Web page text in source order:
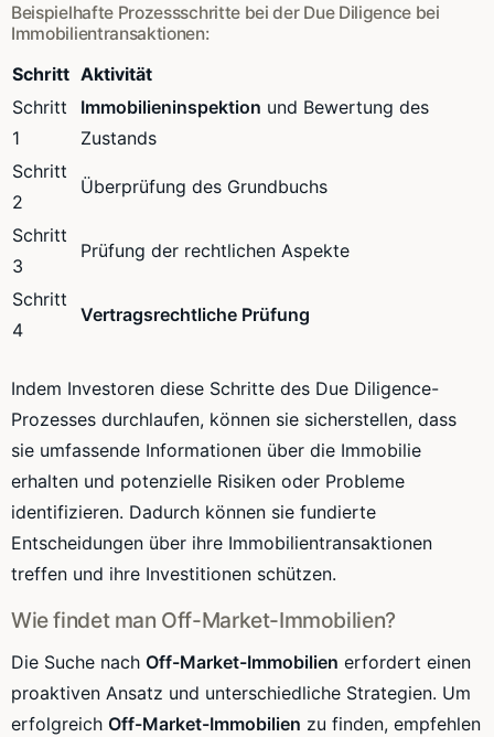
Beispielhafte Prozessschritte bei der Due Diligence bei
Immobilientransaktionen:
Schritt Aktivität
Schritt
1
Immobilieninspektion und Bewertung des
Zustands
Schritt
2
Überprüfung des Grundbuchs
Schritt
3
Prüfung der rechtlichen Aspekte
Schritt
4
Vertragsrechtliche Prüfung
Indem Investoren diese Schritte des Due Diligence-
Prozesses durchlaufen, können sie sicherstellen, dass
sie umfassende Informationen über die Immobilie
erhalten und potenzielle Risiken oder Probleme
identifizieren. Dadurch können sie fundierte
Entscheidungen über ihre Immobilientransaktionen
treffen und ihre Investitionen schützen.
Wie findet man Off-Market-Immobilien?
Die Suche nach Off-Market-Immobilien erfordert einen
proaktiven Ansatz und unterschiedliche Strategien. Um
erfolgreich Off-Market-Immobilien zu finden, empfehlen